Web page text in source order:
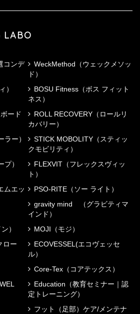
LABO
コンデ
WeckMethod（ウェックメソッ
ド）
）
BOSU Fitness（ボス フィット
ネス）
ード
ROLL RECOVERY（ロールリ
カバリー）
ー）
STICK MOBOLITY（スティッ
クモビリティ）
）
FLEXVIT（フレックスヴィッ
ト）
ムエッ
PSO-RITE（ソー ライト）
gravity mind （グラビティマ
インド）
）
MOJI（モジ）
ロー
ECOVESSEL(エコヴェッセ
ル）
Core-Tex（コアテックス）
Education（教育セミナー｜認
定トレーニング）
フット（足部）ケア/メンテナ